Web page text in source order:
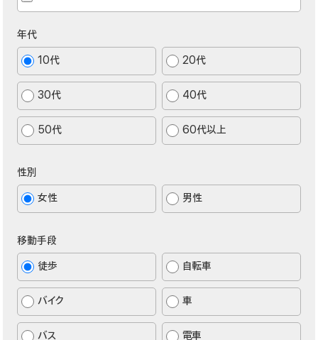
年代
10代
20代
30代 40代
50代 60代以上
性別
女性
男性
移動手段
徒歩
自転車
バイク 車
バス 電車